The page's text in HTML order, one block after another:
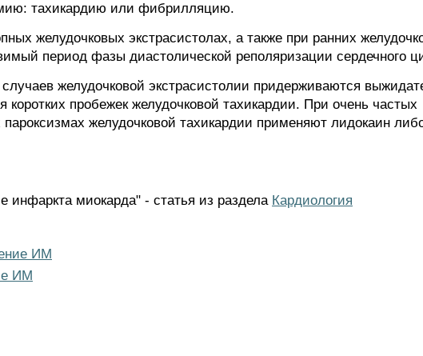
тахикардию или фибрилляцию.
желудочковых экстрасистолах, а также при ранних
период фазы диастолической реполяризации сердечного
желудочковой экстрасистолии придерживаются
коротких пробежек желудочковой тахикардии. При очень частых
желудочковой тахикардии применяют лидокаин
инфаркта миокарда" - статья из раздела Кардиология
ИМ
ИМ